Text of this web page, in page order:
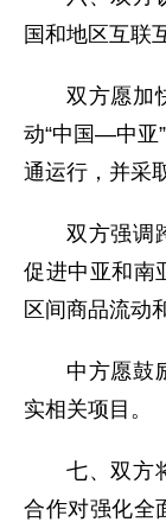
国和地区互联
双方愿加
动“中国—中亚
通运行，并采
双方强调
促进中亚和南
区间商品流动
中方愿鼓
实相关项目。
七、双方
合作对强化全